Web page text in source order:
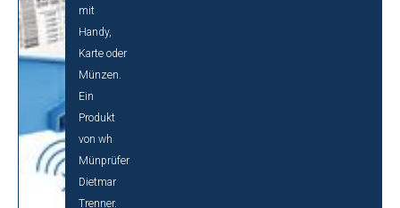
mit
Handy,
Karte oder
Münzen.
Ein
Produkt
von wh
Münprüfer
Dietmar
Trenner.